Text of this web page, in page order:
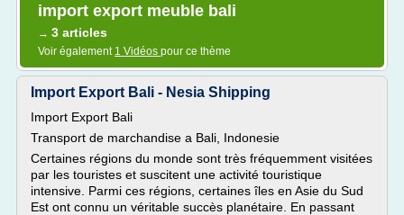
import export meuble bali
→ 3 articles
Voir également 1 Vidéos pour ce thème
Import Export Bali - Nesia Shipping
Import Export Bali
Transport de marchandise a Bali, Indonesie
Certaines régions du monde sont très fréquemment visitées
par les touristes et suscitent une activité touristique
intensive. Parmi ces régions, certaines îles en Asie du Sud
Est ont connu un véritable succès planétaire. En passant